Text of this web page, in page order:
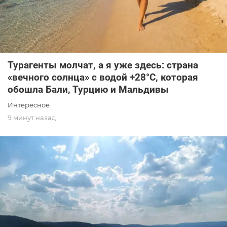
Турагенты молчат, а я уже здесь: страна
«вечного солнца» с водой +28°C, которая
обошла Бали, Турцию и Мальдивы
Интересное
9 минут назад